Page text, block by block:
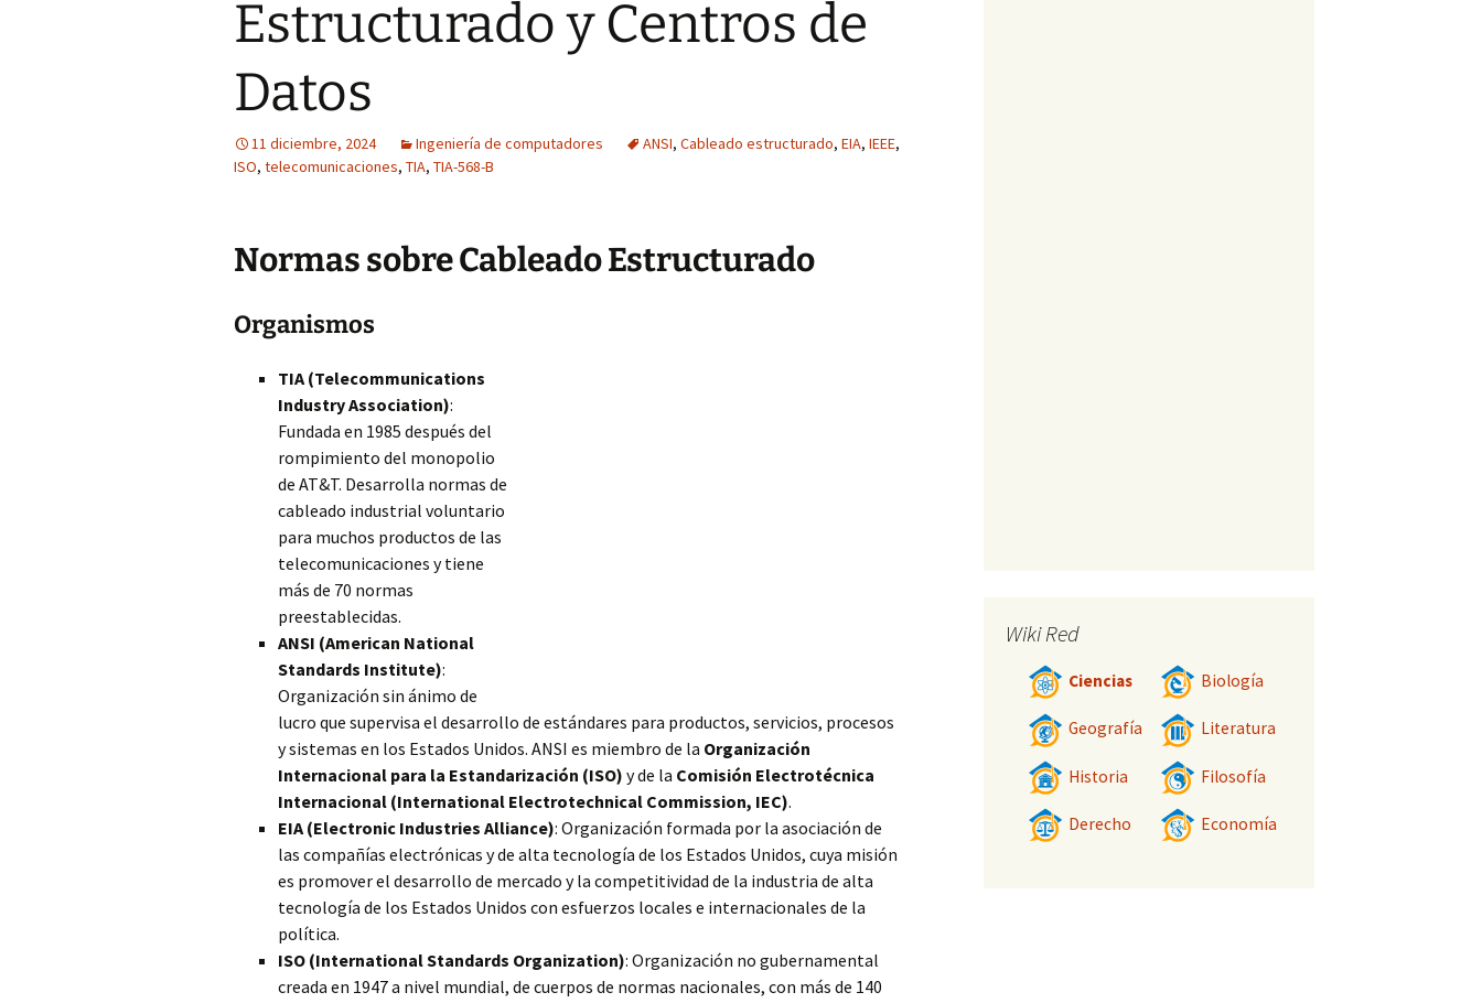
Estructurado y Centros de
Datos
11 diciembre, 2024 Ingeniería de computadores ANSI, Cableado estructurado, EIA, IEEE,
ISO, telecomunicaciones, TIA, TIA-568-B
Normas sobre Cableado Estructurado
Organismos
TIA (Telecommunications
Industry Association):
Fundada en 1985 después del
rompimiento del monopolio
de AT&T. Desarrolla normas de
cableado industrial voluntario
para muchos productos de las
telecomunicaciones y tiene
más de 70 normas
preestablecidas.
ANSI (American National
Standards Institute):
Organización sin ánimo de
lucro que supervisa el desarrollo de estándares para productos, servicios, procesos
y sistemas en los Estados Unidos. ANSI es miembro de la Organización
Internacional para la Estandarización (ISO) y de la Comisión Electrotécnica
Internacional (International Electrotechnical Commission, IEC).
EIA (Electronic Industries Alliance): Organización formada por la asociación de
las compañías electrónicas y de alta tecnología de los Estados Unidos, cuya misión
es promover el desarrollo de mercado y la competitividad de la industria de alta
tecnología de los Estados Unidos con esfuerzos locales e internacionales de la
política.
ISO (International Standards Organization): Organización no gubernamental
creada en 1947 a nivel mundial, de cuerpos de normas nacionales, con más de 140
Wiki Red
Ciencias Biología
Geografía Literatura
Historia Filosofía
Derecho Economía